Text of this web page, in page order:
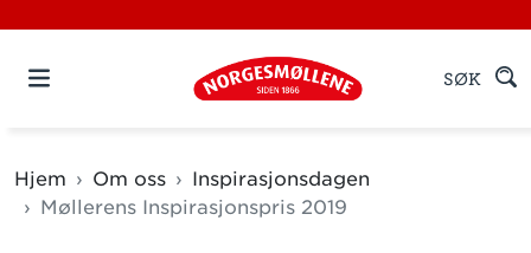
SØK
Hjem Om oss
Inspirasjonsdagen
Møllerens Inspirasjonspris 2019